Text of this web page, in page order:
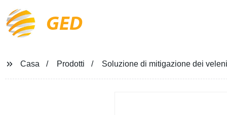
GED
Casa Prodotti Soluzione di mitigazione dei